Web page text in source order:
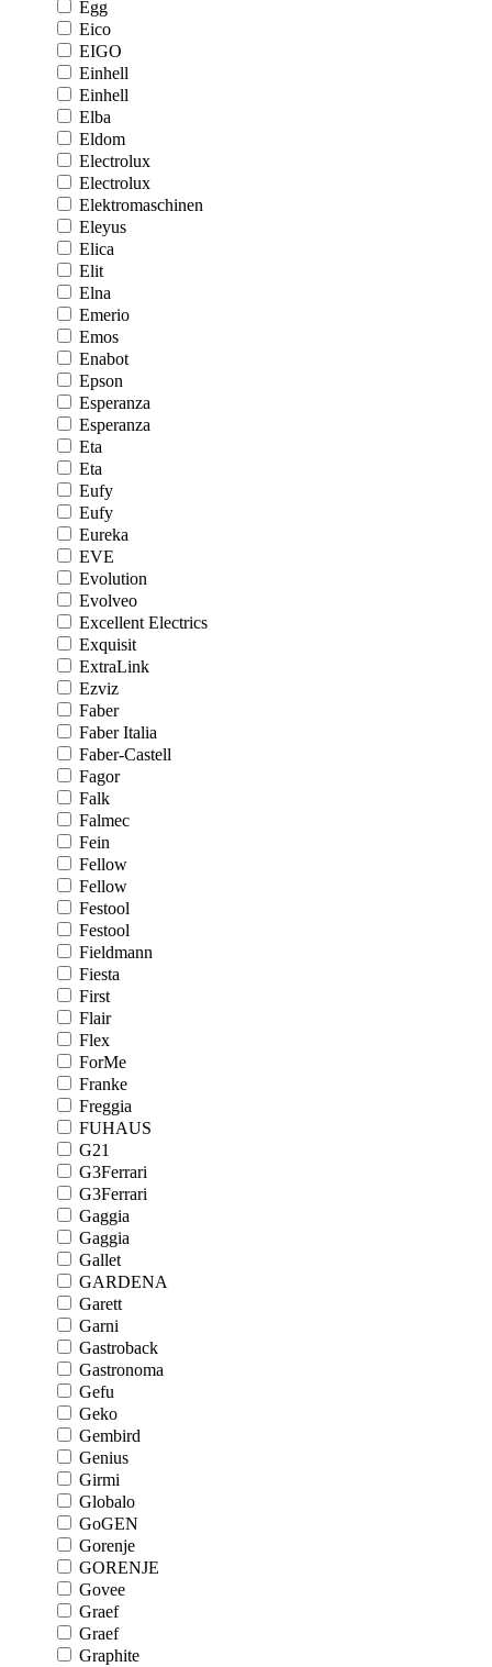
Egg
Eico
EIGO
Einhell
Einhell
Elba
Eldom
Electrolux
Electrolux
Elektromaschinen
Eleyus
Elica
Elit
Elna
Emerio
Emos
Enabot
Epson
Esperanza
Esperanza
Eta
Eta
Eufy
Eufy
Eureka
EVE
Evolution
Evolveo
Excellent Electrics
Exquisit
ExtraLink
Ezviz
Faber
Faber Italia
Faber-Castell
Fagor
Falk
Falmec
Fein
Fellow
Fellow
Festool
Festool
Fieldmann
Fiesta
First
Flair
Flex
ForMe
Franke
Freggia
FUHAUS
G21
G3Ferrari
G3Ferrari
Gaggia
Gaggia
Gallet
GARDENA
Garett
Garni
Gastroback
Gastronoma
Gefu
Geko
Gembird
Genius
Girmi
Globalo
GoGEN
Gorenje
GORENJE
Govee
Graef
Graef
Graphite